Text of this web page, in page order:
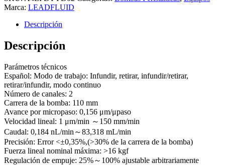
Marca: LEADFLUID
Descripción
Descripción
Parámetros técnicos
Español: Modo de trabajo: Infundir, retirar, infundir/retirar,
retirar/infundir, modo continuo
Número de canales: 2
Carrera de la bomba: 110 mm
Avance por micropaso: 0,156 μm/μpaso
Velocidad lineal: 1 μm/min ～150 mm/min
Caudal: 0,184 nL/min～83,318 mL/min
Precisión: Error <±0,35%,(>30% de la carrera de la bomba)
Fuerza lineal nominal máxima: >16 kgf
Regulación de empuje: 25%～100% ajustable arbitrariamente